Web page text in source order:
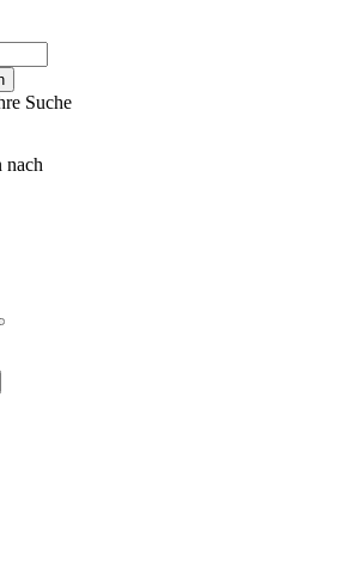
Suche
nach